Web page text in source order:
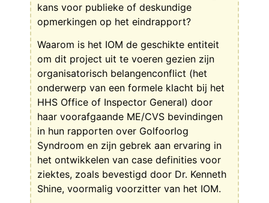
kans voor publieke of deskundige
opmerkingen op het eindrapport?
Waarom is het IOM de geschikte entiteit
om dit project uit te voeren gezien zijn
organisatorisch belangenconflict (het
onderwerp van een formele klacht bij het
HHS Office of Inspector General) door
haar voorafgaande ME/CVS bevindingen
in hun rapporten over Golfoorlog
Syndroom en zijn gebrek aan ervaring in
het ontwikkelen van case definities voor
ziektes, zoals bevestigd door Dr. Kenneth
Shine, voormalig voorzitter van het IOM.